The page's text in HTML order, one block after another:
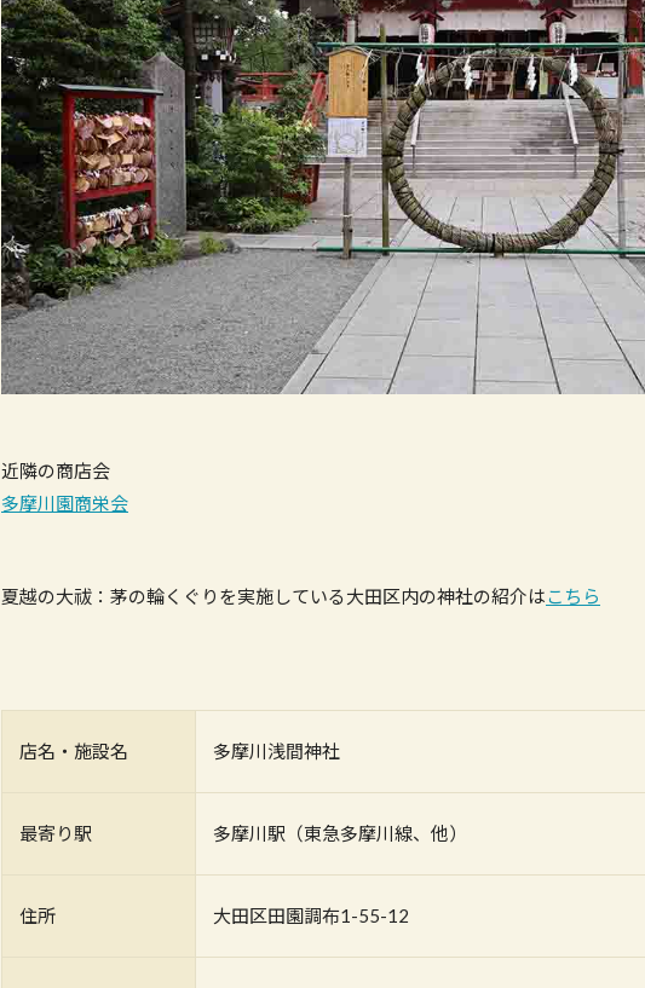
近隣の商店会
多摩川園商栄会
夏越の大祓：茅の輪くぐりを実施している大田区内の神社の紹介はこちら
店名・施設名 多摩川浅間神社
最寄り駅 多摩川駅（東急多摩川線、他）
住所 大田区田園調布1-55-12